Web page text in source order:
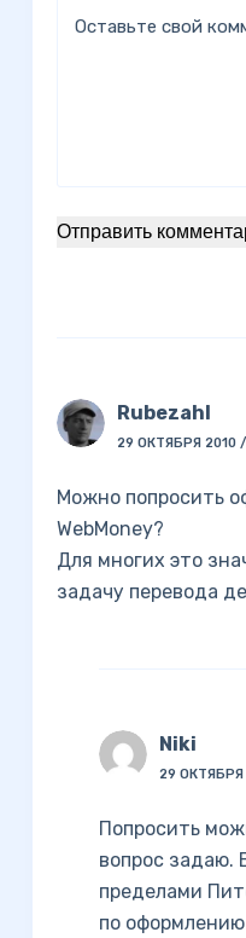
Оставьте свой
Отправить
Rubezahl
29 ОКТЯБРЯ 2010 /
Можно попросить
WebMoney?
Для многих это
задачу перевода
Niki
29 ОКТЯБРЯ
Попросить
вопрос задаю.
пределами
по